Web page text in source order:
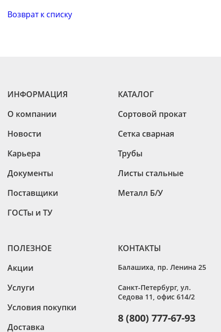
Возврат к списку
ИНФОРМАЦИЯ
О компании
Новости
Карьера
Документы
Поставщики
ГОСТы и ТУ
КАТАЛОГ
Сортовой прокат
Сетка сварная
Трубы
Листы стальные
Металл Б/У
ПОЛЕЗНОЕ
Акции
Услуги
Условия покупки
Доставка
КОНТАКТЫ
Балашиха, пр. Ленина 25
Санкт-Петербург, ул.
Седова 11, офис 614/2
8 (800) 777-67-93